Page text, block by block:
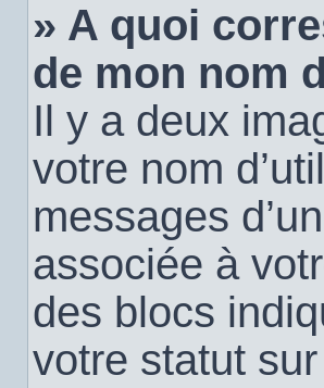
» A quoi
de mon nom
Il y a deux
votre nom
messages
associée à
des blocs
votre statut